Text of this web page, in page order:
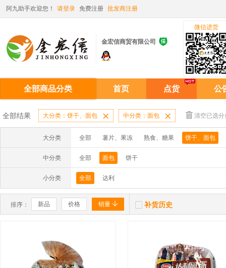
阿九助手欢迎您！ 请登录 免费注册 批发商注册
金宏信商贸有限公司 
微信进货
全部商品分类 首页 点货 公
全部结果 大分类：饼干、面包  中分类：面包  清空已选分
大分类 全部 薯片、果冻 熟食、糖果 饼干、面包
中分类 全部 面包 饼干
小分类 全部 达利
排序： 新品 价格 销量   补货历史